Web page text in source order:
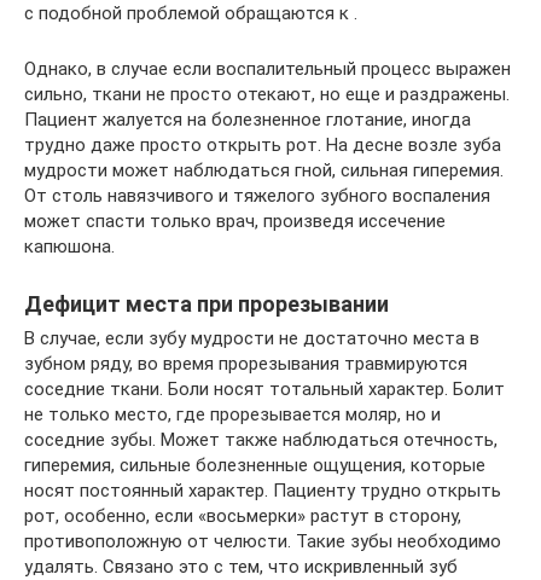
с подобной проблемой обращаются к .
Однако, в случае если воспалительный процесс выражен
сильно, ткани не просто отекают, но еще и раздражены.
Пациент жалуется на болезненное глотание, иногда
трудно даже просто открыть рот. На десне возле зуба
мудрости может наблюдаться гной, сильная гиперемия.
От столь навязчивого и тяжелого зубного воспаления
может спасти только врач, произведя иссечение
капюшона.
Дефицит места при прорезывании
В случае, если зубу мудрости не достаточно места в
зубном ряду, во время прорезывания травмируются
соседние ткани. Боли носят тотальный характер. Болит
не только место, где прорезывается моляр, но и
соседние зубы. Может также наблюдаться отечность,
гиперемия, сильные болезненные ощущения, которые
носят постоянный характер. Пациенту трудно открыть
рот, особенно, если «восьмерки» растут в сторону,
противоположную от челюсти. Такие зубы необходимо
удалять. Связано это с тем, что искривленный зуб